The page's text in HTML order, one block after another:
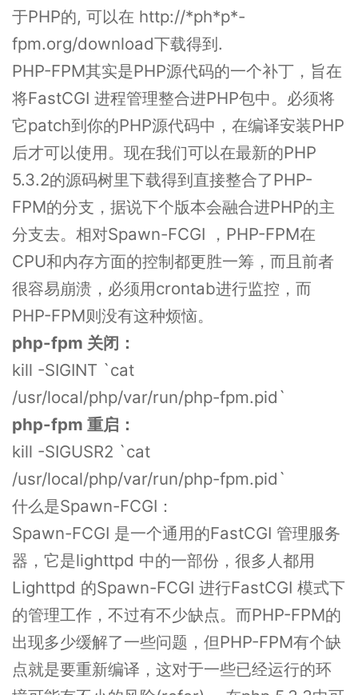
于PHP的, 可以在 http://*ph*p*-
fpm.org/download下载得到.
PHP-FPM其实是PHP源代码的一个补丁，旨在
将FastCGI 进程管理整合进PHP包中。必须将
它patch到你的PHP源代码中，在编译安装PHP
后才可以使用。现在我们可以在最新的PHP
5.3.2的源码树里下载得到直接整合了PHP-
FPM的分支，据说下个版本会融合进PHP的主
分支去。相对Spawn-FCGI ，PHP-FPM在
CPU和内存方面的控制都更胜一筹，而且前者
很容易崩溃，必须用crontab进行监控，而
PHP-FPM则没有这种烦恼。
php-fpm 关闭：
kill -SIGINT `cat
/usr/local/php/var/run/php-fpm.pid`
php-fpm 重启：
kill -SIGUSR2 `cat
/usr/local/php/var/run/php-fpm.pid`
什么是Spawn-FCGI：
Spawn-FCGI 是一个通用的FastCGI 管理服务
器，它是lighttpd 中的一部份，很多人都用
Lighttpd 的Spawn-FCGI 进行FastCGI 模式下
的管理工作，不过有不少缺点。而PHP-FPM的
出现多少缓解了一些问题，但PHP-FPM有个缺
点就是要重新编译，这对于一些已经运行的环